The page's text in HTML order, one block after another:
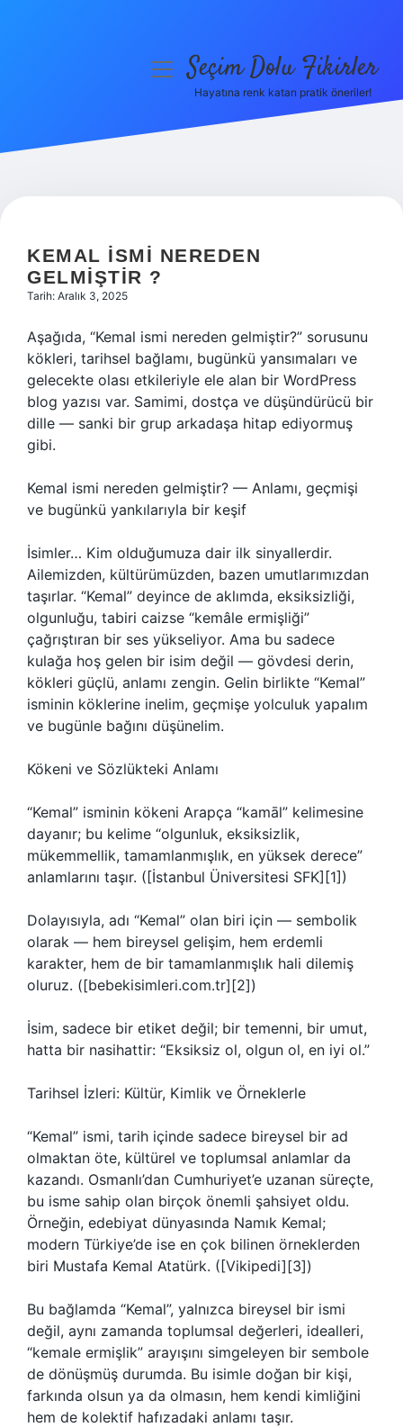
Hakkımızda
menüyüSeçim Dolu Fikirler
Hayatına renk katan pratik öneriler!
KEMAL ISMI NEREDEN
GELMIŞTIR ?
Tarih: Aralık 3, 2025
Aşağıda, “Kemal ismi nereden gelmiştir?” sorusunu
kökleri, tarihsel bağlamı, bugünkü yansımaları ve
gelecekte olası etkileriyle ele alan bir WordPress
blog yazısı var. Samimi, dostça ve düşündürücü bir
dille — sanki bir grup arkadaşa hitap ediyormuş
gibi.
Kemal ismi nereden gelmiştir? — Anlamı, geçmişi
ve bugünkü yankılarıyla bir keşif
İsimler… Kim olduğumuza dair ilk sinyallerdir.
Ailemizden, kültürümüzden, bazen umutlarımızdan
taşırlar. “Kemal” deyince de aklımda, eksiksizliği,
olgunluğu, tabiri caizse “kemâle ermişliği”
çağrıştıran bir ses yükseliyor. Ama bu sadece
kulağa hoş gelen bir isim değil — gövdesi derin,
kökleri güçlü, anlamı zengin. Gelin birlikte “Kemal”
isminin köklerine inelim, geçmişe yolculuk yapalım
ve bugünle bağını düşünelim.
Kökeni ve Sözlükteki Anlamı
“Kemal” isminin kökeni Arapça “kamāl” kelimesine
dayanır; bu kelime “olgunluk, eksiksizlik,
mükemmellik, tamamlanmışlık, en yüksek derece”
anlamlarını taşır. ([İstanbul Üniversitesi SFK][1])
Dolayısıyla, adı “Kemal” olan biri için — sembolik
olarak — hem bireysel gelişim, hem erdemli
karakter, hem de bir tamamlanmışlık hali dilemiş
oluruz. ([bebekisimleri.com.tr][2])
İsim, sadece bir etiket değil; bir temenni, bir umut,
hatta bir nasihattir: “Eksiksiz ol, olgun ol, en iyi ol.”
Tarihsel İzleri: Kültür, Kimlik ve Örneklerle
“Kemal” ismi, tarih içinde sadece bireysel bir ad
olmaktan öte, kültürel ve toplumsal anlamlar da
kazandı. Osmanlı’dan Cumhuriyet’e uzanan süreçte,
bu isme sahip olan birçok önemli şahsiyet oldu.
Örneğin, edebiyat dünyasında Namık Kemal;
modern Türkiye’de ise en çok bilinen örneklerden
biri Mustafa Kemal Atatürk. ([Vikipedi][3])
Bu bağlamda “Kemal”, yalnızca bireysel bir ismi
değil, aynı zamanda toplumsal değerleri, idealleri,
“kemale ermişlik” arayışını simgeleyen bir sembole
de dönüşmüş durumda. Bu isimle doğan bir kişi,
farkında olsun ya da olmasın, hem kendi kimliğini
hem de kolektif hafızadaki anlamı taşır.